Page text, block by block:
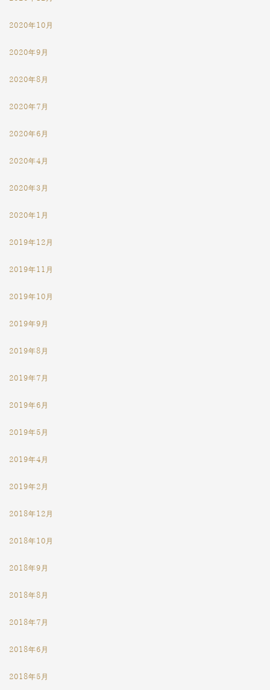
2020年10月
2020年9月
2020年8月
2020年7月
2020年6月
2020年4月
2020年3月
2020年1月
2019年12月
2019年11月
2019年10月
2019年9月
2019年8月
2019年7月
2019年6月
2019年5月
2019年4月
2019年2月
2018年12月
2018年10月
2018年9月
2018年8月
2018年7月
2018年6月
2018年5月